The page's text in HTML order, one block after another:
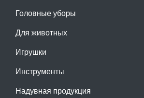
Головные уборы
Для животных
Игрушки
Инструменты
Надувная продукция